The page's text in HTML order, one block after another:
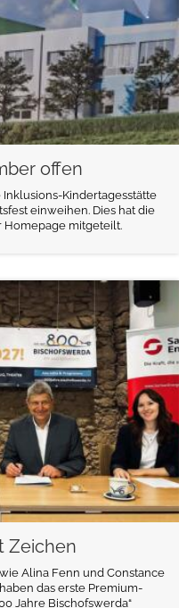
offen
Kindertagesstätte
einweihen. Dies hat die
Homepage mitgeteilt.
Zeichen
Alina Fenn und Constance
das erste Premium-
Jahre Bischofswerda“